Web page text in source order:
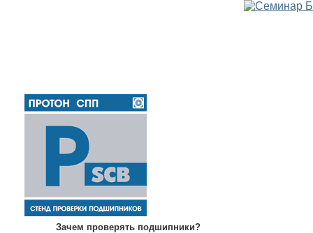
Зачем проверять подшипники?